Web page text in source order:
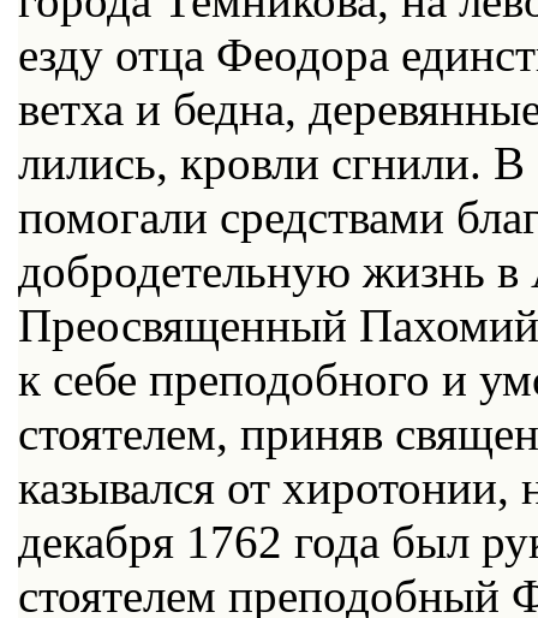
ез­ду от­ца Фе­о­до­ра
вет­ха и бед­на,
ли­лись, кров­ли сгни­ли.
по­мо­га­ли сред­ства­ми
доб­ро­де­тель­ную жизнь
Прео­свя­щен­ный
к се­бе пре­по­доб­но­го и
сто­я­те­лем, при­няв
ка­зы­вал­ся от
де­каб­ря 1762 го­да был
сто­я­те­лем